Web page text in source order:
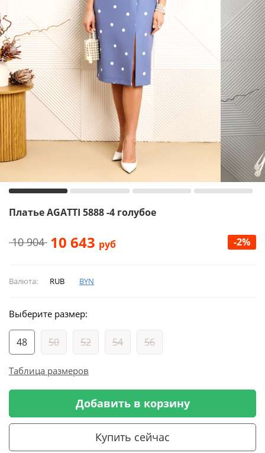
Платье AGATTI 5888 -4 голубое
10 904 10 643 руб -2%
Валюта: RUB BYN
Выберите размер:
48 50 52 54 56
Таблица размеров
Добавить в корзину
Купить сейчас